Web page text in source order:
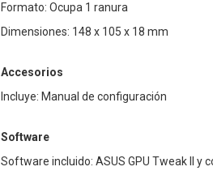
Formato: Ocupa 1 ranura
Dimensiones: 148 x 105 x 18 mm
Accesorios
Incluye: Manual de configuración
Software
Software incluido: ASUS GPU Tweak II y